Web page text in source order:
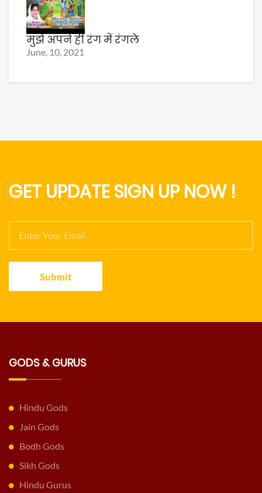
मुझे अपने ही रंग में रंगले
June, 10, 2021
GET UPDATE SIGN UP NOW !
Submit
GODS & GURUS
Hindu Gods
Jain Gods
Bodh Gods
Sikh Gods
Hindu Gurus